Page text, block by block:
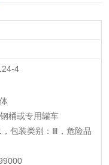
4
桶或专用罐车
包装类别：Ⅲ，危险品